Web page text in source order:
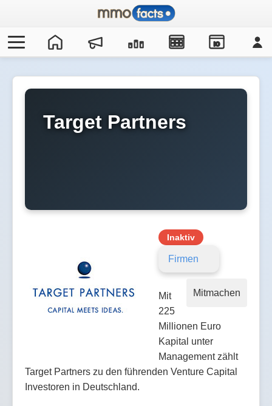
IO
Target Partners
Inaktiv
Firmen
Mitmachen
Mit
225
Millionen Euro
Kapital unter
Management zählt
Target Partners zu den führenden Venture Capital
Investoren in Deutschland.